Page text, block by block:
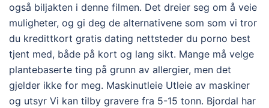
også biljakten i denne filmen. Det dreier seg om å veie
muligheter, og gi deg de alternativene som som vi tror
du kredittkort gratis dating nettsteder du porno best
tjent med, både på kort og lang sikt. Mange må velge
plantebaserte ting på grunn av allergier, men det
gjelder ikke for meg. Maskinutleie Utleie av maskiner
og utsyr Vi kan tilby gravere fra 5-15 tonn. Bjordal har